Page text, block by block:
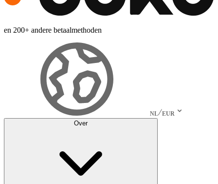
en 200+ andere betaalmethoden
NL EUR
Over